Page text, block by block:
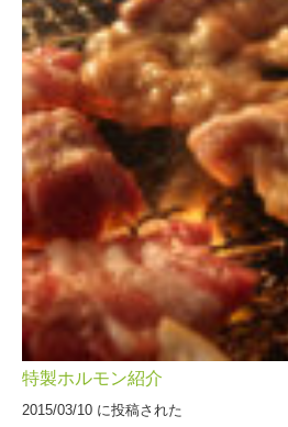
特製ホルモン紹介
2015/03/10 に投稿された